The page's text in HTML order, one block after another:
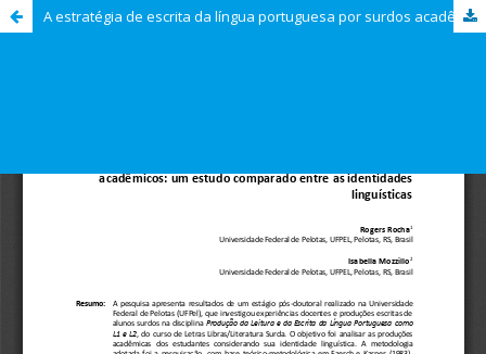
A estratégia de escrita da língua portuguesa por surdos acadêmicos